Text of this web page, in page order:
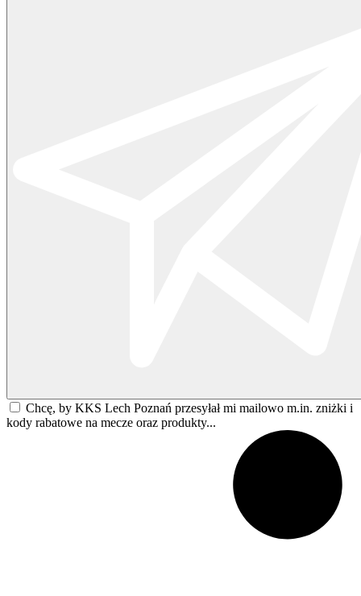
Chcę, by KKS Lech Poznań przesyłał mi mailowo m.in. zniżki i
kody rabatowe na mecze oraz produkty...